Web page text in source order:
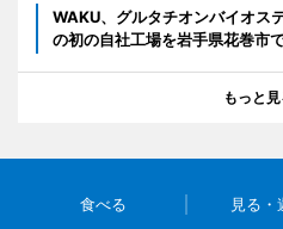
WAKU、グルタチオンバイオス
の初の自社工場を岩手県花巻市
もっと見
食べる 見る・